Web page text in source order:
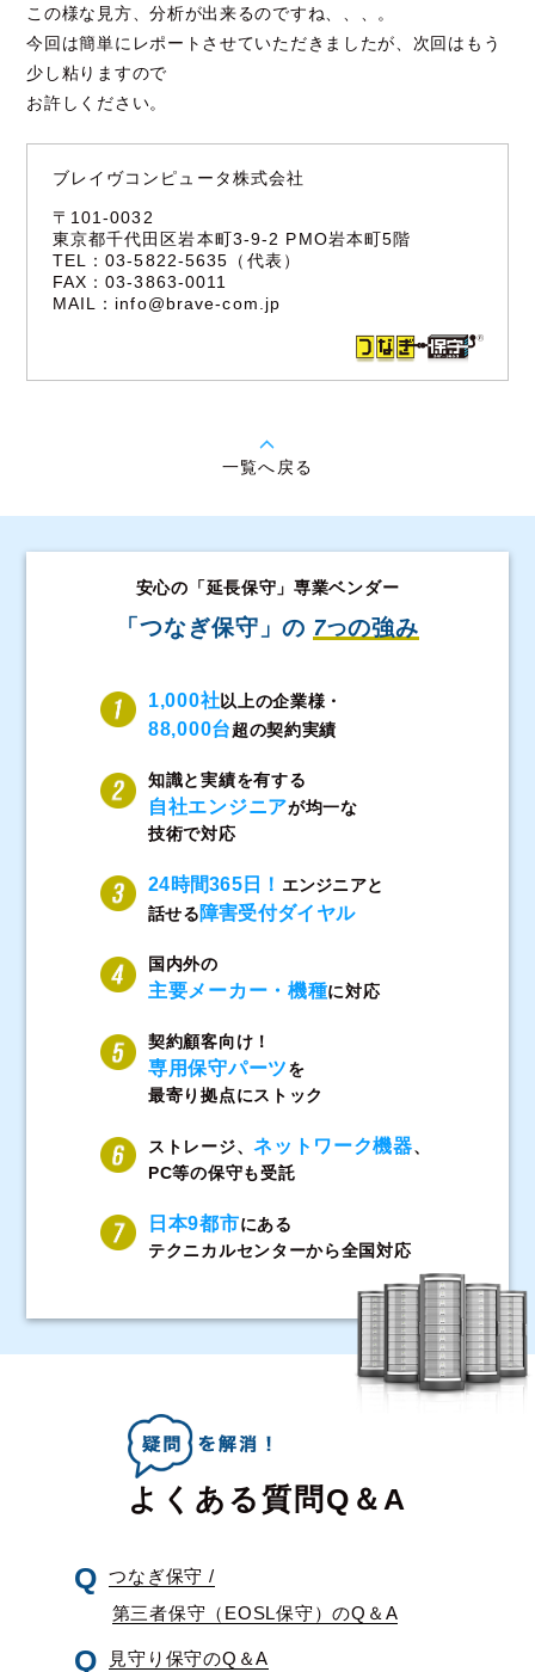
この様な見方、分析が出来るのですね、、、。
今回は簡単にレポートさせていただきましたが、次回はもう
少し粘りますので
お許しください。
ブレイヴコンピュータ株式会社
〒101-0032
東京都千代田区岩本町3-9-2 PMO岩本町5階
TEL：03-5822-5635（代表）
FAX：03-3863-0011
MAIL： info@brave-com.jp
一覧へ戻る
安心の「延長保守」専業ベンダー
「つなぎ保守」の 7つの強み
1,000社以上の企業様・
88,000台超の契約実績
知識と実績を有する
自社エンジニアが均一な
技術で対応
24時間365日！ エンジニアと
話せる障害受付ダイヤル
国内外の
主要メーカー・機種に対応
契約顧客向け！
専用保守パーツを
最寄り拠点にストック
ストレージ、ネットワーク機器、
PC等の保守も受託
日本9都市にある
テクニカルセンターから全国対応
よくある質問Q＆A
つなぎ保守 /
第三者保守（EOSL保守）のQ＆A
見守り保守のQ＆A